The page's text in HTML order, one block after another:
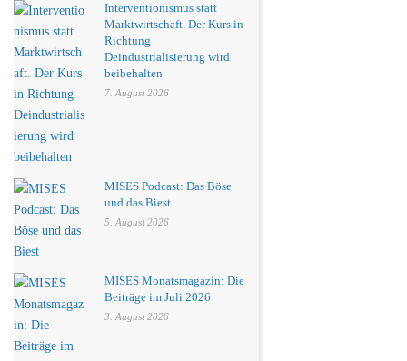
Interventionismus statt
Marktwirtschaft. Der Kurs in
Richtung
Deindustrialisierung wird
beibehalten
7. August 2026
MISES Podcast: Das Böse
und das Biest
5. August 2026
MISES Monatsmagazin: Die
Beiträge im Juli 2026
3. August 2026